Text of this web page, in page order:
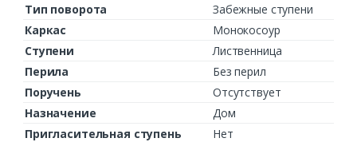
Тип поворота
Забежные ступени
Каркас
Монокосоур
Ступени
Лиственница
Перила
Без перил
Поручень
Отсутствует
Назначение
Дом
Пригласительная ступень
Нет